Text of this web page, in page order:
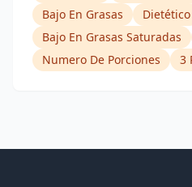
Bajo En Grasas
Dietético
Bajo En Grasas Saturadas
Numero De Porciones
3